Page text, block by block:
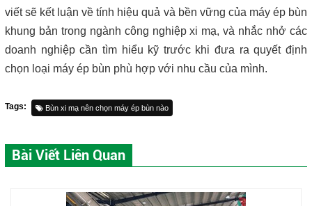
viết sẽ kết luận về tính hiệu quả và bền vững của máy ép bùn
khung bản trong ngành công nghiệp xi mạ, và nhắc nhở các
doanh nghiệp cần tìm hiểu kỹ trước khi đưa ra quyết định
chọn loại máy ép bùn phù hợp với nhu cầu của mình.
Tags: Bùn xi mạ nên chọn máy ép bùn nào
Bài Viết Liên Quan